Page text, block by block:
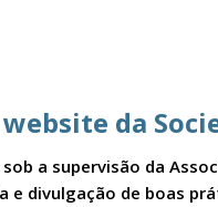
da
a supervisão da
e divulgação de boas